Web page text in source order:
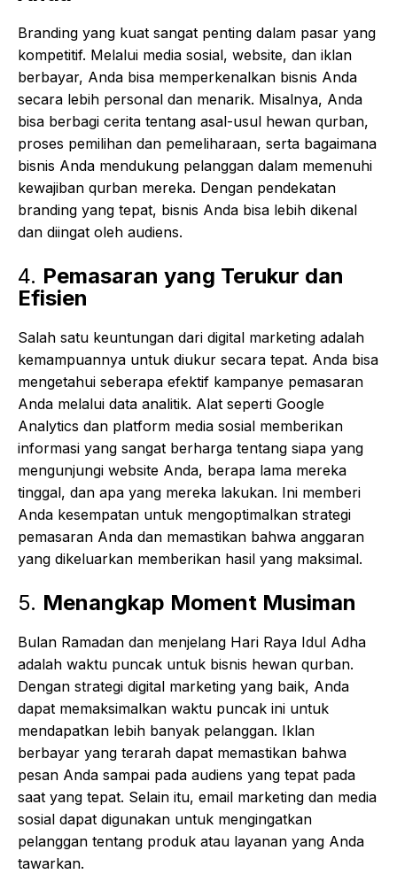
Branding yang kuat sangat penting dalam pasar yang
kompetitif. Melalui media sosial, website, dan iklan
berbayar, Anda bisa memperkenalkan bisnis Anda
secara lebih personal dan menarik. Misalnya, Anda
bisa berbagi cerita tentang asal-usul hewan qurban,
proses pemilihan dan pemeliharaan, serta bagaimana
bisnis Anda mendukung pelanggan dalam memenuhi
kewajiban qurban mereka. Dengan pendekatan
branding yang tepat, bisnis Anda bisa lebih dikenal
dan diingat oleh audiens.
4. Pemasaran yang Terukur dan
Efisien
Salah satu keuntungan dari digital marketing adalah
kemampuannya untuk diukur secara tepat. Anda bisa
mengetahui seberapa efektif kampanye pemasaran
Anda melalui data analitik. Alat seperti Google
Analytics dan platform media sosial memberikan
informasi yang sangat berharga tentang siapa yang
mengunjungi website Anda, berapa lama mereka
tinggal, dan apa yang mereka lakukan. Ini memberi
Anda kesempatan untuk mengoptimalkan strategi
pemasaran Anda dan memastikan bahwa anggaran
yang dikeluarkan memberikan hasil yang maksimal.
5. Menangkap Moment Musiman
Bulan Ramadan dan menjelang Hari Raya Idul Adha
adalah waktu puncak untuk bisnis hewan qurban.
Dengan strategi digital marketing yang baik, Anda
dapat memaksimalkan waktu puncak ini untuk
mendapatkan lebih banyak pelanggan. Iklan
berbayar yang terarah dapat memastikan bahwa
pesan Anda sampai pada audiens yang tepat pada
saat yang tepat. Selain itu, email marketing dan media
sosial dapat digunakan untuk mengingatkan
pelanggan tentang produk atau layanan yang Anda
tawarkan.